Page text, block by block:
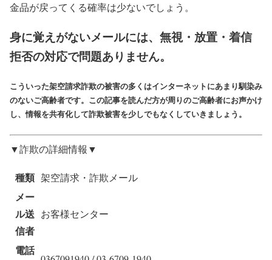
金品が戻ってくる確率は少ないでしょう。
身に覚えがないメールには、無視・放置・着信
拒否の対応で問題ありません。
こういった架空請求詐欺の被害の多くはインターネットにあまり馴染み
のないご高齢者です。この記事を読んだ方が周りのご高齢者にお声かけ
し、情報を共有化して詐欺被害を少しでもなくしていきましょう。
▼詐欺の詳細情報▼
種類 架空請求・詐欺メール
メー
ル送
信者
お客様センター
電話